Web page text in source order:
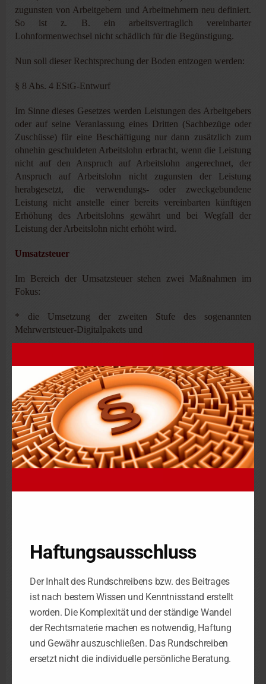
zugunsten von Arbeitgebern und Arbeitnehmern neu definiert.
So ist z. B. ein arbeitsvertraglich vereinbarter
Lohnformenwechsel nicht schädlich für die Begünstigung.
Nun soll dieser Rechtsprechung der Boden entzogen werden:
§ 8 Abs. 4 EStG-Entwurf
Im Sinne dieses Gesetzes werden Leistungen des Arbeitgebers
oder auf seine Veranlassung eines Dritten (Sachbezüge oder
Zuschüsse) für eine Beschäftigung nur dann zusätzlich zum
ohnehin geschuldeten Arbeitslohn erbracht, wenn die Leistung
nicht auf den Anspruch auf Arbeitslohn angerechnet, der
Anspruch auf Arbeitslohn nicht zugunsten der Leistung
herabgesetzt, die verwendungs- oder zweckgebundene
Leistung nicht anstelle einer bereits vereinbarten künftigen
Erhöhung des Arbeitslohns gewährt und bei Wegfall der
Leistung der Arbeitslohn nicht erhöht wird.
Umsatzsteuer
Im Bereich der Umsatzsteuer stehen zwei Maßnahmen im
Fokus:
* die Umsetzung der zweiten Stufe des sogenannten
Mehrwertsteuer-Digitalpakets und
Leistungsempfängers auf Telekommunikationsdienstleistungen
an Wiederverkäufer.
Wie geht es nun weiter?
Der Entwurf der Bundesregierung stellt ein sehr frühes
Stadium im Gesetzgebungsverfahren dar, sodass mit etwaigen
Änderungen bzw. weiteren Neuregelungen zu rechnen ist. Von
einem Abschluss des Gesetzgebungsverfahrens ist in der
Kurzarbeitergeld und Überbrückungshilfe gehen in die
Verlängerung
Die Bundesregierung hat sich am 25.8.2020 darauf
verständigt, das Kurzarbeitergeld zu verlängern. Zudem sollen
weitere Maßnahmen ausgedehnt werden, um die Corona-
Auswirkungen abzufedern. Ausgewählte Punkte werden
Kurzarbeitergeld
Haftungsausschluss
Der Inhalt des Rundschreibens bzw. des Beitrages
ist nach bestem Wissen und Kenntnisstand erstellt
worden. Die Komplexität und der ständige Wandel
der Rechtsmaterie machen es notwendig, Haftung
und Gewähr auszuschließen. Das Rundschreiben
ersetzt nicht die individuelle persönliche Beratung.